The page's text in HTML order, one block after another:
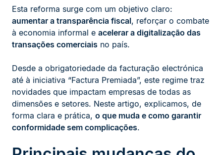
Esta reforma surge com um objetivo claro:
aumentar a transparência fiscal, reforçar o combate
à economia informal e acelerar a digitalização das
transações comerciais no país.
Desde a obrigatoriedade da facturação electrónica
até à iniciativa “Factura Premiada”, este regime traz
novidades que impactam empresas de todas as
dimensões e setores. Neste artigo, explicamos, de
forma clara e prática, o que muda e como garantir
conformidade sem complicações.